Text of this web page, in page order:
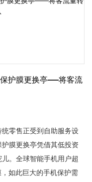
护膜更换亭——将客流
零售正受到自助服务设
膜更换亭凭借其低投资
。全球智能手机用户超
如此巨大的手机保护需